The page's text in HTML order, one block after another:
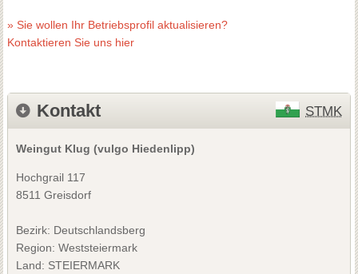
» Sie wollen Ihr Betriebsprofil aktualisieren?
Kontaktieren Sie uns hier
Kontakt STMK
Weingut Klug (vulgo Hiedenlipp)
Hochgrail 117
8511 Greisdorf
Bezirk: Deutschlandsberg
Region: Weststeiermark
Land: STEIERMARK